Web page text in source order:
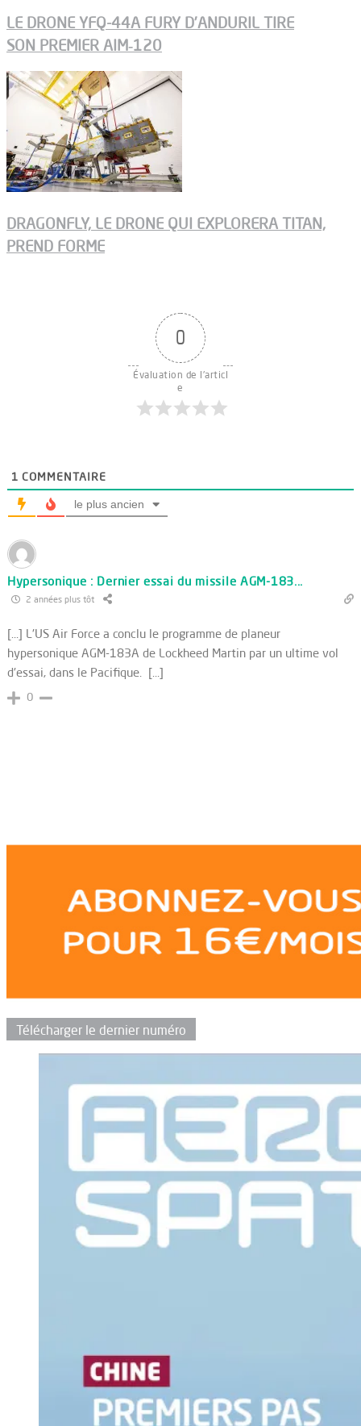
LE DRONE YFQ-44A FURY D’ANDURIL TIRE
SON PREMIER AIM‑120
DRAGONFLY, LE DRONE QUI EXPLORERA TITAN,
PREND FORME
0
Évaluation de l'articl
e
1 COMMENTAIRE
le plus ancien
Hypersonique : Dernier essai du missile AGM-183...
2 années plus tôt
[…] L'US Air Force a conclu le programme de planeur
hypersonique AGM-183A de Lockheed Martin par un ultime vol
d'essai, dans le Pacifique. […]
0
Télécharger le dernier numéro